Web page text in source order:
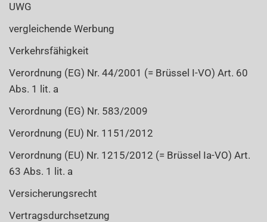
UWG
vergleichende Werbung
Verkehrsfähigkeit
Verordnung (EG) Nr. 44/2001 (= Brüssel I-VO) Art. 60
Abs. 1 lit. a
Verordnung (EG) Nr. 583/2009
Verordnung (EU) Nr. 1151/2012
Verordnung (EU) Nr. 1215/2012 (= Brüssel Ia-VO) Art.
63 Abs. 1 lit. a
Versicherungsrecht
Vertragsdurchsetzung